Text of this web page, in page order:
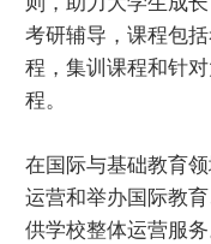
考研辅导，课程包
程，集训课程和针
程。
在国际与基础教育
运营和举办国际教
供学校整体运营服务